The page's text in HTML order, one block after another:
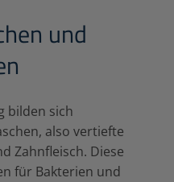
und
bilden sich
also vertiefte
Zahnfleisch. Diese
für Bakterien und